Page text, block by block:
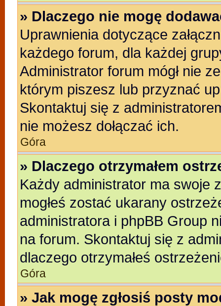
» Dlaczego nie mogę
Uprawnienia dotyczące
każdego forum, dla każdej
Administrator forum mógł nie
którym piszesz lub przyznać
Skontaktuj się z
nie możesz dołączać ich.
Góra
» Dlaczego otrzymałem
Każdy administrator ma swoje
mogłeś zostać ukarany
administratora i phpBB Group
na forum. Skontaktuj się z
dlaczego otrzymałeś
Góra
» Jak mogę zgłosiś posty